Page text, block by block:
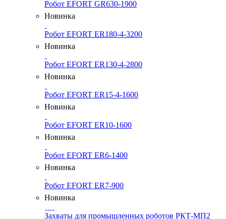
Робот EFORT GR630-1900
Новинка
Робот EFORT ER180-4-3200
Новинка
Робот EFORT ER130-4-2800
Новинка
Робот EFORT ER15-4-1600
Новинка
Робот EFORT ER10-1600
Новинка
Робот EFORT ER6-1400
Новинка
Робот EFORT ER7-900
Новинка
Захваты для промышленных роботов РКТ-МП2